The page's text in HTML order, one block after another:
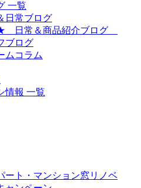
一覧
日常ブログ
日常＆商品紹介ブログ
ブログ
ムコラム
情報 一覧
ート・マンション窓リノベ